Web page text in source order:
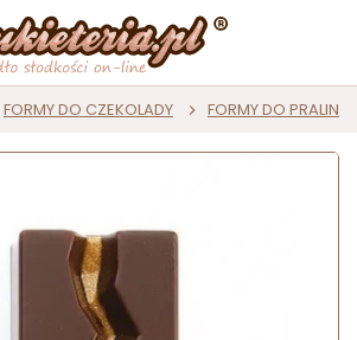
FORMY DO CZEKOLADY FORMY DO PRALIN